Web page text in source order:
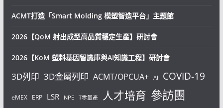
ACMT打造「Smart Molding 模塑智造平台」主題館
2026【QoM 射出成型高品質穩定生產】研討會
2026【KoM 塑料基因智識庫與AI知識工程】研討會
3D列印 3D金屬列印 ACMT/OPCUA+ AI COVID-19
eMEX ERP LSR NPE T零量產 人才培育 參訪團